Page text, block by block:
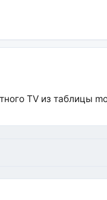
TV из таблицы